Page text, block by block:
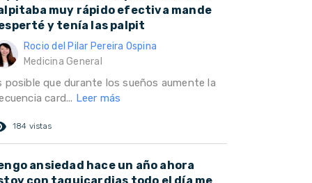
muy rápido efectiva mande
y tenía las palpit
Rocio del Pilar Pereira Ospina
Medicina General
posible que durante los sueños aumente la
card... Leer más
184 vistas
ansiedad hace un año ahora